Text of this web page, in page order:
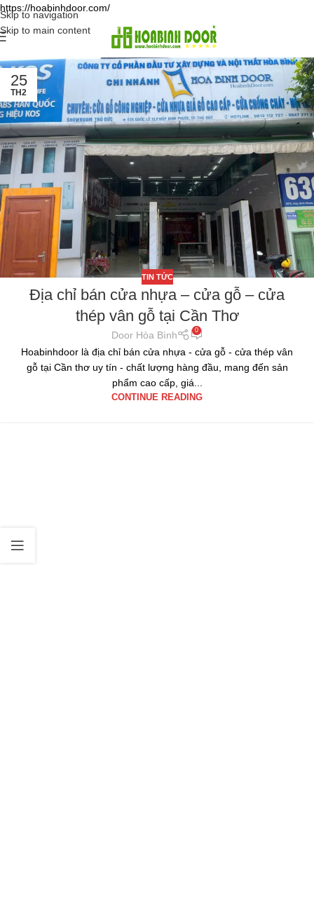
https://hoabinhdoor.com/
Skip to navigation
Skip to main content
25
TH2
TIN TỨC
Địa chỉ bán cửa nhựa – cửa gỗ – cửa
thép vân gỗ tại Cần Thơ
Door Hòa Bình 0
Hoabinhdoor là địa chỉ bán cửa nhựa - cửa gỗ - cửa thép vân
gỗ tại Cần thơ uy tín - chất lượng hàng đầu, mang đến sản
phẩm cao cấp, giá...
CONTINUE READING